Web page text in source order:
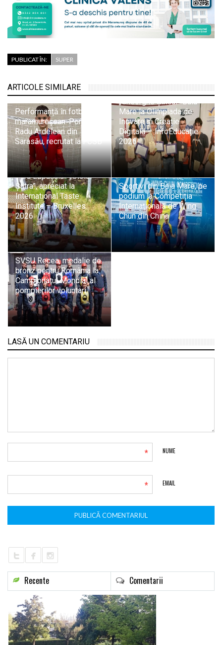
PUBLICAT ÎN: SUPER
ARTICOLE SIMILARE
Performanță în fotbalul
maramureșean: Portarul
Radu Ardelean din
Sarasău, recrutat la FCSB
elevii Colegiului
„Gheorghe Șincai” Baia
Mare la Olimpiada de
Inovare și Creație
Digitală – InfoEducație
2026
Tradiție și pasiune din
Țara Lăpușului: „Oloiul
Șatra”, apreciat la
International Taste
Institute – Bruxelles
2026
Sportivi din Baia Mare, pe
podium la Competiția
Internațională de Wing
Chun din China
SVSU Recea, medalie de
bronz pentru România la
Campionatul Mondial al
pompierilor voluntari
LASĂ UN COMENTARIU
NUME
*
EMAIL
*
Recente Comentarii